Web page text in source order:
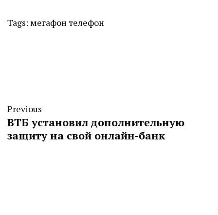
Tags: мегафон телефон
Previous
ВТБ установил дополнительную
защиту на свой онлайн-банк